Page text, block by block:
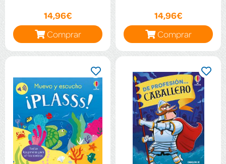
14,96€
Comprar
14,96€
Comprar